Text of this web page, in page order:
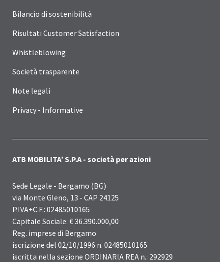
Bilancio di sostenibilità
Risultati Customer Satisfaction
Whistleblowing
Società trasparente
Note legali
Privacy - Informative
ATB MOBILITA’ S.P.A - società per azioni
Sede Legale - Bergamo (BG)
via Monte Gleno, 13 - CAP 24125
P.IVA+C.F.: 02485010165
Capitale Sociale: € 36.390.000,00
Reg. imprese di Bergamo
iscrizione del 02/10/1996 n. 02485010165
iscritta nella sezione ORDINARIA REA n.: 292929